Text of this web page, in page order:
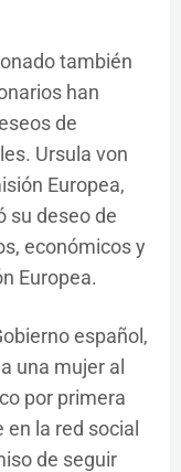
también
han
de
Ursula von
Europea,
su deseo de
económicos y
Europea.
español,
una mujer al
por primera
en la red social
de seguir